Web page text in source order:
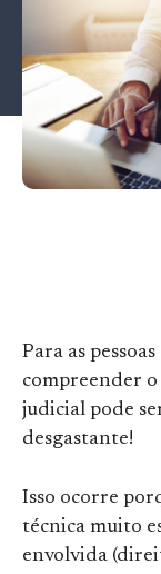
Para as
compreender
judicial pode
desgastante!
Isso ocorre
técnica muito
envolvida